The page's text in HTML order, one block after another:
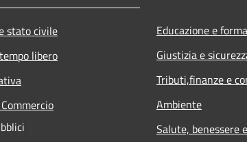
stato civile
libero
Educazione e
Giustizia e
Tributi,finanze e
Ambiente
Salute, benessere